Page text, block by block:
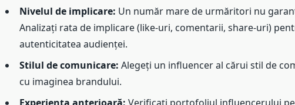
Nivelul de implicare: Un număr mare de urmăritori nu
Analizați rata de implicare (like-uri, comentarii, share-uri)
autenticitatea audienței.
Stilul de comunicare: Alegeți un influencer al cărui stil de
cu imaginea brandului.